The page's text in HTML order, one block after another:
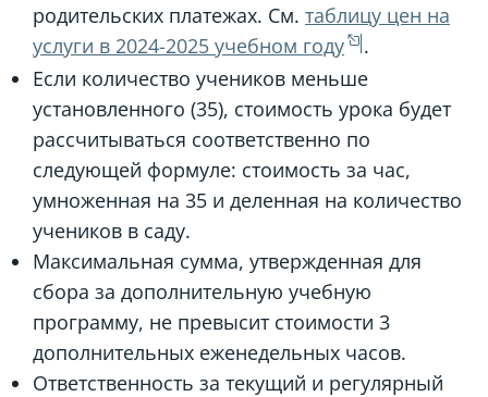
родительских платежах. См. таблицу цен на
услуги в 2024-2025 учебном году
.
Если количество учеников меньше
установленного (35), стоимость урока будет
рассчитываться соответственно по
следующей формуле: стоимость за час,
умноженная на 35 и деленная на количество
учеников в саду.
Максимальная сумма, утвержденная для
сбора за дополнительную учебную
программу, не превысит стоимости 3
дополнительных еженедельных часов.
Ответственность за текущий и регулярный